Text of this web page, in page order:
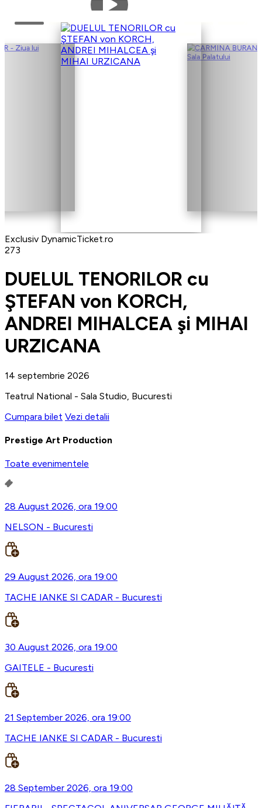
Exclusiv DynamicTicket.ro
273
DUELUL TENORILOR cu
ŞTEFAN von KORCH,
ANDREI MIHALCEA şi MIHAI
URZICANA
14 septembrie 2026
Teatrul National - Sala Studio, Bucuresti
Cumpara bilet Vezi detalii
Prestige Art Production
Toate evenimentele
28 August 2026, ora 19:00
NELSON - Bucuresti
29 August 2026, ora 19:00
TACHE IANKE SI CADAR - Bucuresti
30 August 2026, ora 19:00
GAITELE - Bucuresti
21 September 2026, ora 19:00
TACHE IANKE SI CADAR - Bucuresti
28 September 2026, ora 19:00